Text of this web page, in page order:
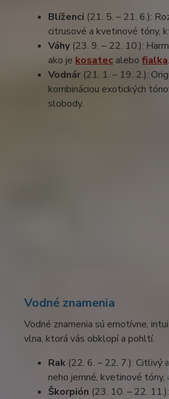
Blíženci (21. 5. – 21. 6.):
citrusové a kvetinové tóny,
Váhy(23. 9. – 22. 10.):
ako je kosatecalebo fialka
Vodnár(21. 1. – 19. 2.):
kombináciou exotických
slobody.
Vodné znamenia
Vodné znamenia sú emotívne,
vlna, ktorá vás obklopí a pohltí.
Rak(22. 6. – 22. 7.): Citlivý
neho jemné, kvetinové tóny,
Škorpión (23. 10. – 22.